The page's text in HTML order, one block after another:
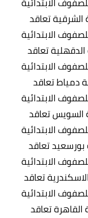
الشرقية تعاقد
الابتدائية
الدقهلية تعاقد
الابتدائية
دمياط تعاقد
الابتدائية
السويس تعاقد
الابتدائية
بورسعيد تعاقد
الابتدائية
تعاقد
الابتدائية
القاهرة تعاقد